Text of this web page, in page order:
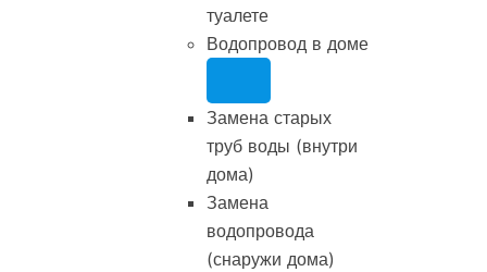
туалете
Водопровод в доме
Замена старых
труб воды (внутри
дома)
Замена
водопровода
(снаружи дома)